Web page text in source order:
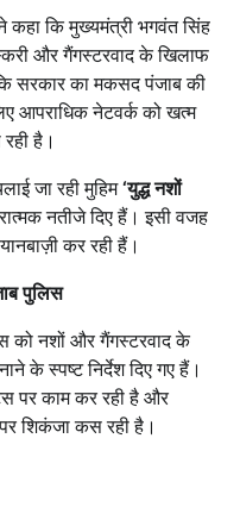
कहा कि मुख्यमंत्री भगवंत सिंह
और गैंगस्टरवाद के खिलाफ
सरकार का मकसद पंजाब की
आपराधिक नेटवर्क को खत्म
है।
जा रही मुहिम‘युद्ध नशों
नतीजे दिए हैं। इसी वजह
कर रही हैं।
पुलिस
को नशों और गैंगस्टरवाद के
के स्पष्ट निर्देश दिए गए हैं।
पर काम कर रही है और
शिकंजा कस रही है।